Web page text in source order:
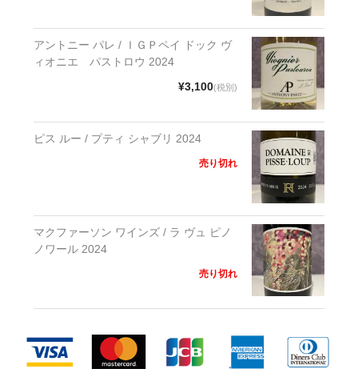
アントニー パレ / ＩＧＰペイ ドック ヴ
ィオニエ パストロウ 2024
¥3,100(税別)
ピス ルー / プティ シャブリ 2024
売り切れ
マクファーソン ワインズ / ラ ヴュ ピノ
ノワール 2024
売り切れ